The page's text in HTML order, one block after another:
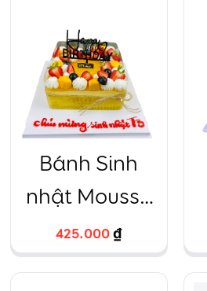
Bánh Sinh
nhật Mousse
Chanh leo
vuông
425.000₫